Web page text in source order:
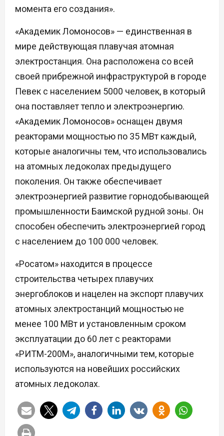
момента его создания».
«Академик Ломоносов» — единственная в
мире действующая плавучая атомная
электростанция. Она расположена со всей
своей прибрежной инфраструктурой в городе
Певек с населением 5000 человек, в который
она поставляет тепло и электроэнергию.
«Академик Ломоносов» оснащен двумя
реакторами мощностью по 35 МВт каждый,
которые аналогичны тем, что использовались
на атомных ледоколах предыдущего
поколения. Он также обеспечивает
электроэнергией развитие горнодобывающей
промышленности Баимской рудной зоны. Он
способен обеспечить электроэнергией город
с населением до 100 000 человек.
«Росатом» находится в процессе
строительства четырех плавучих
энергоблоков и нацелен на экспорт плавучих
атомных электростанций мощностью не
менее 100 МВт и установленным сроком
эксплуатации до 60 лет с реакторами
«РИТМ-200М», аналогичными тем, которые
используются на новейших российских
атомных ледоколах.